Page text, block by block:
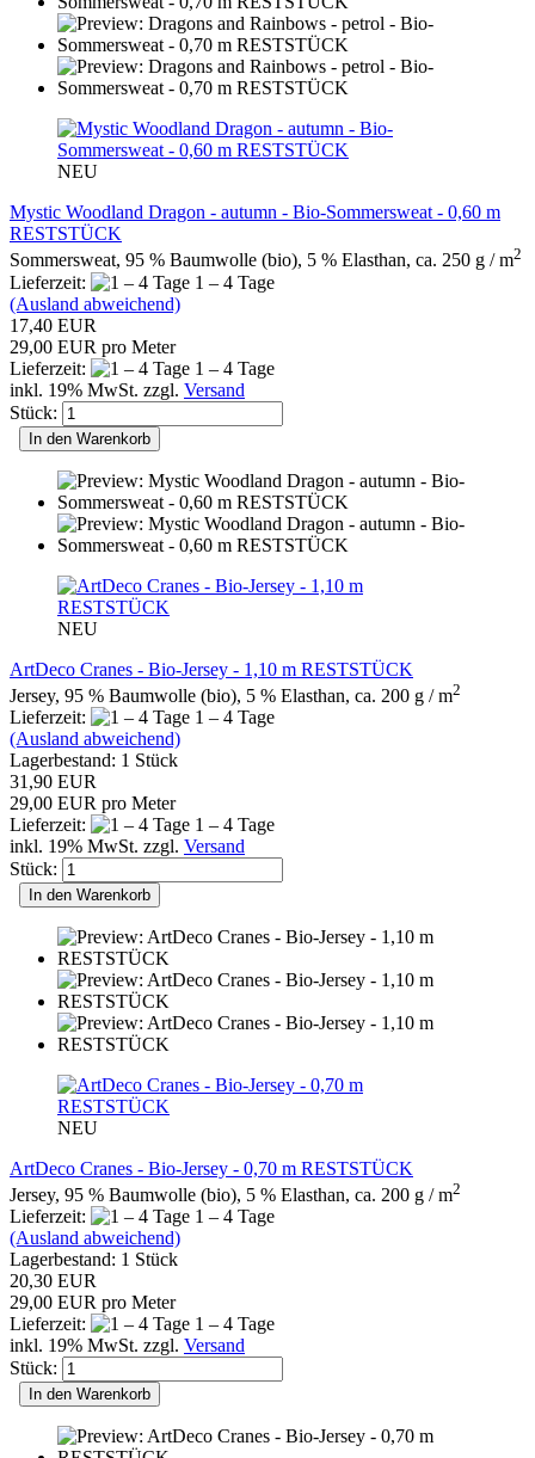
NEU
Mystic Woodland Dragon - autumn - Bio-Sommersweat - 0,60 m
RESTSTÜCK
Sommersweat, 95 % Baumwolle (bio), 5 % Elasthan, ca. 250 g / m2
Lieferzeit:
1 – 4 Tage
(Ausland abweichend)
17,40 EUR
29,00 EUR pro Meter
Lieferzeit:
1 – 4 Tage
inkl. 19% MwSt. zzgl. Versand
Stück:
In den Warenkorb
NEU
ArtDeco Cranes - Bio-Jersey - 1,10 m RESTSTÜCK
Jersey, 95 % Baumwolle (bio), 5 % Elasthan, ca. 200 g / m2
Lieferzeit:
1 – 4 Tage
(Ausland abweichend)
Lagerbestand: 1 Stück
31,90 EUR
29,00 EUR pro Meter
Lieferzeit:
1 – 4 Tage
inkl. 19% MwSt. zzgl. Versand
Stück:
In den Warenkorb
NEU
ArtDeco Cranes - Bio-Jersey - 0,70 m RESTSTÜCK
Jersey, 95 % Baumwolle (bio), 5 % Elasthan, ca. 200 g / m2
Lieferzeit:
1 – 4 Tage
(Ausland abweichend)
Lagerbestand: 1 Stück
20,30 EUR
29,00 EUR pro Meter
Lieferzeit:
1 – 4 Tage
inkl. 19% MwSt. zzgl. Versand
Stück:
In den Warenkorb